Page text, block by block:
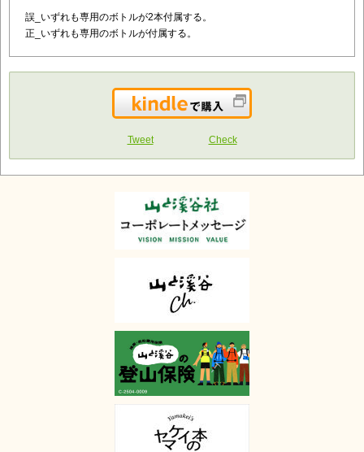
誤_いずれも専用のボトルが2本付属する。
正_いずれも専用のボトルが付属する。
Kindleで購入
Tweet Check